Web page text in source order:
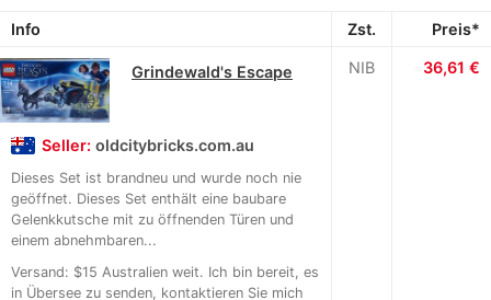
Info Zst. Preis*
Grindewald's Escape
Seller: oldcitybricks.com.au
Dieses Set ist brandneu und wurde noch nie
geöffnet. Dieses Set enthält eine baubare
Gelenkkutsche mit zu öffnenden Türen und
einem abnehmbaren...
Versand: $15 Australien weit. Ich bin bereit, es
in Übersee zu senden, kontaktieren Sie mich
NIB 36,61 €